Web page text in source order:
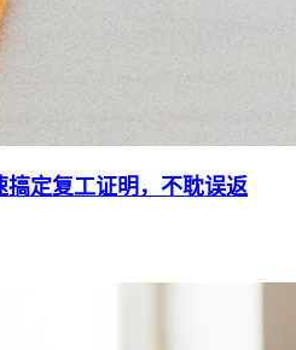
定复工证明，不耽误返